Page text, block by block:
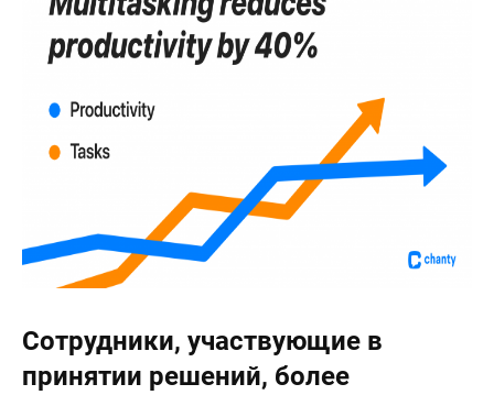
Сотрудники, участвующие в
принятии решений, более